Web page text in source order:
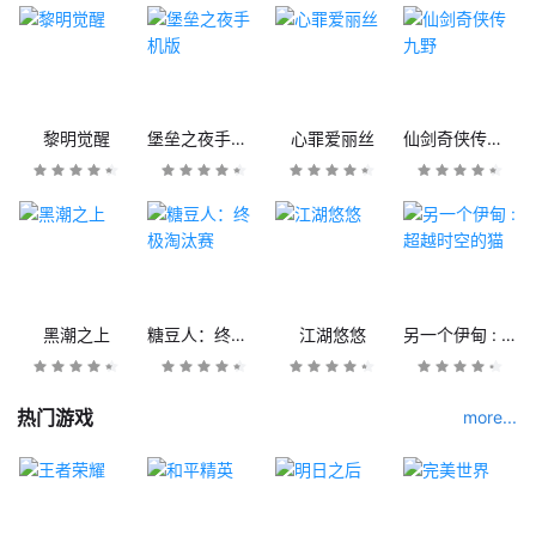
黎明觉醒 堡垒之夜手机版 心罪爱丽丝 仙剑奇侠传九野
黑潮之上 糖豆人：终极淘汰赛 江湖悠悠 另一个伊甸 : 超越时空的猫
热门游戏 more...